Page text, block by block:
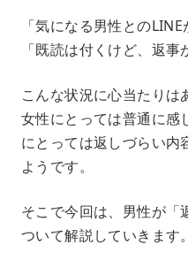
「気になる男性との
「既読は付くけど、返事
こんな状況に心当たりは
女性にとっては普通に感
にとっては返しづらい内
ようです。
そこで今回は、男性が「
ついて解説していきます。